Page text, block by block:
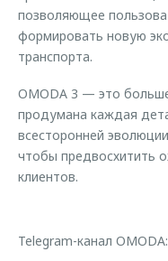
позволяющее
формировать новую
транспорта.
OMODA 3 — это
продумана каждая
всесторонней
чтобы предвосхитить
клиентов.
Telegram-канал OMODA: